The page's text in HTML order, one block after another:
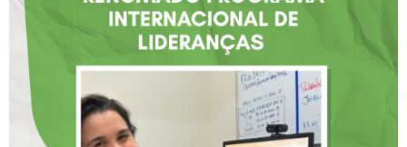
FISIOTERAPEUTA COM
ATUAÇÃO NA BAHIA É
SELECIONADA EM
RENOMADO PROGRAMA
INTERNACIONAL DE
LIDERANÇAS